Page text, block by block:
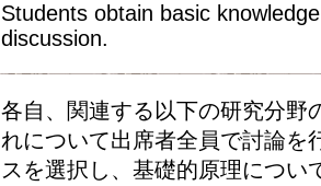
Students obtain basic
discussion.
各自、関連する以下の研究分野
れについて出席者全員で討論
スを選択し、基礎的原理につ